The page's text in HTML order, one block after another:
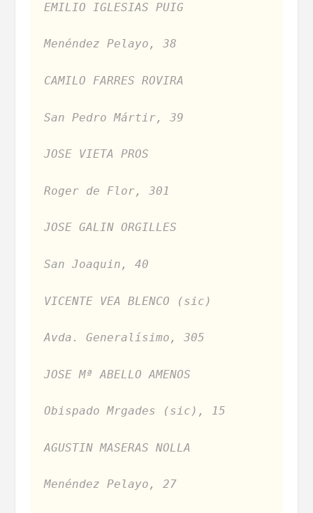
EMILIO IGLESIAS PUIG
Menéndez Pelayo, 38
CAMILO FARRES ROVIRA
San Pedro Mártir, 39
JOSE VIETA PROS
Roger de Flor, 301
JOSE GALIN ORGILLES
San Joaquin, 40
VICENTE VEA BLENCO (sic)
Avda. Generalísimo, 305
JOSE Mª ABELLO AMENOS
Obispado Mrgades (sic), 15
AGUSTIN MASERAS NOLLA
Menéndez Pelayo, 27